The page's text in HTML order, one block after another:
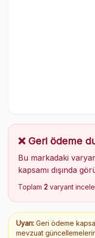
❌ Geri ödeme
Bu markadaki
kapsamı dışında
Toplam 2 varyant
Uyarı: Geri ödeme
mevzuat